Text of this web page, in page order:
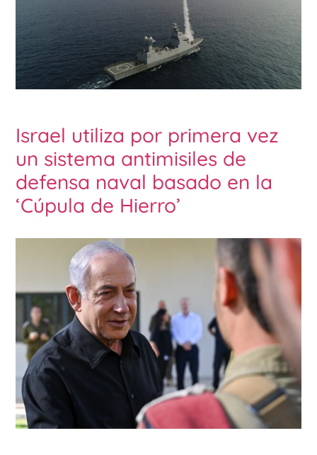
Israel utiliza por primera vez
un sistema antimisiles de
defensa naval basado en la
‘Cúpula de Hierro’